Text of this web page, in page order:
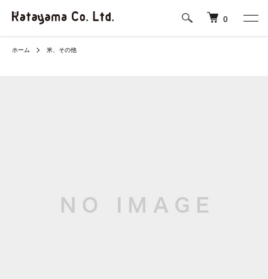
0
ホーム 米、その他